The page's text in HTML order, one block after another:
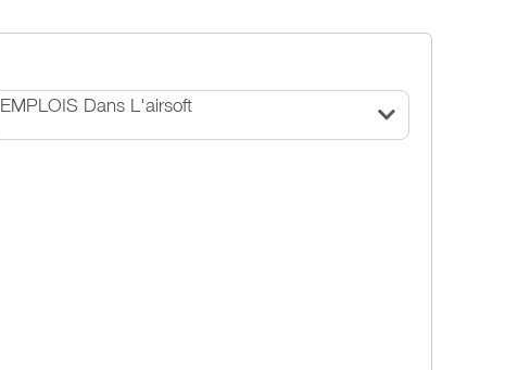
EMPLOIS Dans L'airsoft